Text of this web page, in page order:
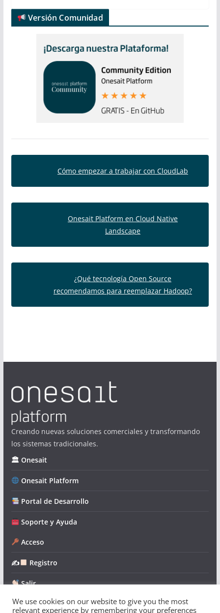
Versión Comunidad
Cómo empezar a trabajar con CloudLab
Onesait Platform en Cloud Native
Landscape
¿Qué tecnología Open Source
recomendamos para reemplazar Hadoop?
Creando nuevas soluciones comerciales y transformando
los sistemas tradicionales.
🏛 Onesait
Onesait Platform
Portal de Desarrollo
Soporte y Ayuda
Acceso
✍ Registro
Salir
We use cookies on our website to give you the most
relevant experience by remembering your preferences